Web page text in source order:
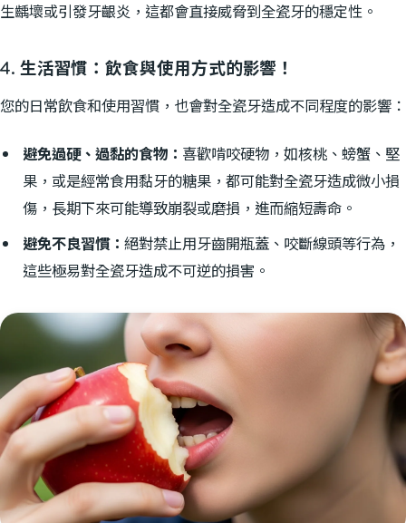
生齲壞或引發牙齦炎，這都會直接威脅到全瓷牙的穩定性。
4. 生活習慣：飲食與使用方式的影響！
您的日常飲食和使用習慣，也會對全瓷牙造成不同程度的影響：
避免過硬、過黏的食物： 喜歡啃咬硬物，如核桃、螃蟹、堅
果，或是經常食用黏牙的糖果，都可能對全瓷牙造成微小損
傷，長期下來可能導致崩裂或磨損，進而縮短壽命。
避免不良習慣：絕對禁止用牙齒開瓶蓋、咬斷線頭等行為，
這些極易對全瓷牙造成不可逆的損害。